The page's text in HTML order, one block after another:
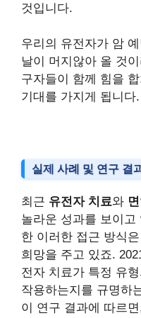
것입니다.
우리의 유전자가 암
날이 머지않아 올 것
구자들이 함께 힘을
기대를 가지게 됩니다.
실제 사례 및 연구 결
최근 유전자 치료와
놀라운 성과를 보이고
한 이러한 접근 방식
희망을 주고 있죠.
전자 치료가 특정 유
작용하는지를 규명하
이 연구 결과에 따르